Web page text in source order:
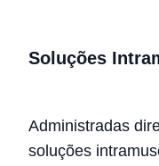
Soluções
Administradas
soluções